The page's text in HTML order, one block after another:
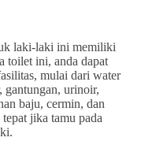
laki-laki ini memiliki
toilet ini, anda dapat
mulai dari water
gantungan, urinoir,
baju, cermin, dan
jika tamu pada